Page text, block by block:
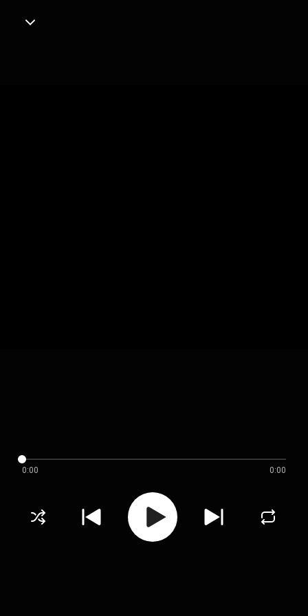
0:00 0:00